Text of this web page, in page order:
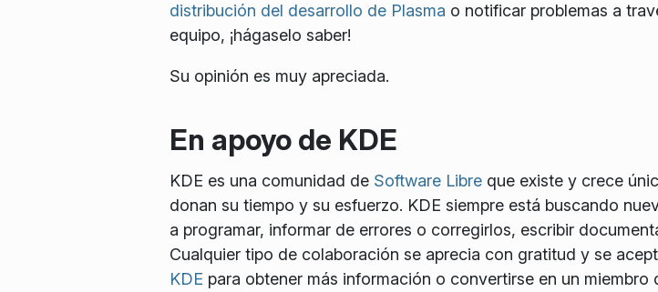
distribución del desarrollo de Plasma o notificar problemas a
equipo, ¡hágaselo saber!
Su opinión es muy apreciada.
En apoyo de KDE
KDE es una comunidad de Software Libreque existe y crece
donan su tiempo y su esfuerzo. KDE siempre está buscando
a programar, informar de errores o corregirlos, escribir
Cualquier tipo de colaboración se aprecia con gratitud y se
KDE para obtener más información o convertirse en un